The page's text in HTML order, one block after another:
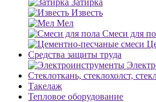
Затирка
Известь
Мел
Смеси для
Средства защиты труда
Стеклоткань, стеклохолст,
Такелаж
Тепловое оборудование